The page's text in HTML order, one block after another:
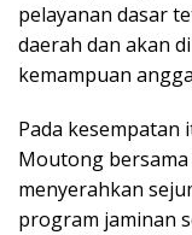
pelayanan dasar
daerah dan akan
kemampuan
Pada kesempatan
Moutong
menyerahkan
program jaminan